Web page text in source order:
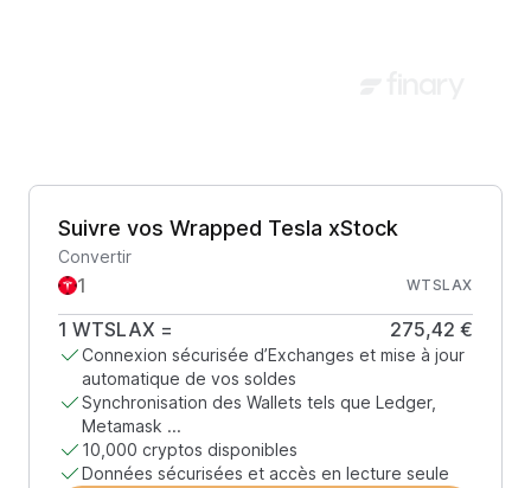
Suivre vos Wrapped Tesla xStock
Convertir
WTSLAX
1 WTSLAX = 275,42 €
Connexion sécurisée d’Exchanges et mise à jour
automatique de vos soldes
Synchronisation des Wallets tels que Ledger,
Metamask ...
10,000 cryptos disponibles
Données sécurisées et accès en lecture seule